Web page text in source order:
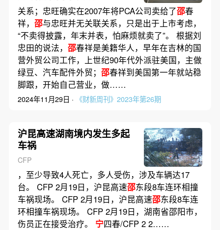
关系；忠旺确实在2007年将PCA公司卖给了邵春
祥， 邵与忠旺并无关联关系，只是出于上市考虑，
“不卖得披露，年末并表，怕麻烦就卖了”。 根据刘
忠田的说法， 邵春祥是美籍华人，早年在吉林的国
营外贸公司工作，上世纪90年代外派驻美国，主做
绿豆、汽车配件外贸； 邵春祥到美国第一年就站稳
脚跟，开始自己营业，做……
2024年11月29日 · 《财新周刊》2023年第26期
沪昆高速湖南境内发生多起
车祸
CFP
，至少导致4人死亡，多人受伤，涉及车辆达17
台。 CFP 2月19日，沪昆高速邵东段8车连环相撞
车祸现场。 CFP 2月19日，沪昆高速邵东段8车连
环相撞车祸现场。 CFP 2月19日，湖南省邵阳市，
伤员正在接受治疗。 宁四春/CFP 2 2……